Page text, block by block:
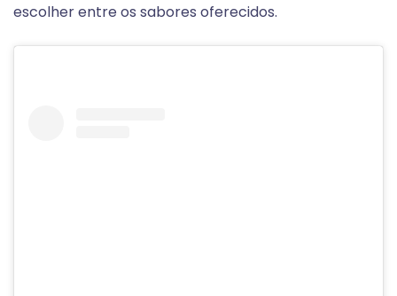
escolher entre os sabores oferecidos.